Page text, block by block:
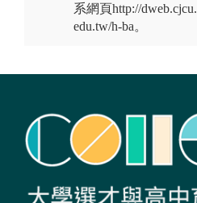
系網頁http://dweb.cjcu.
edu.tw/h-ba。